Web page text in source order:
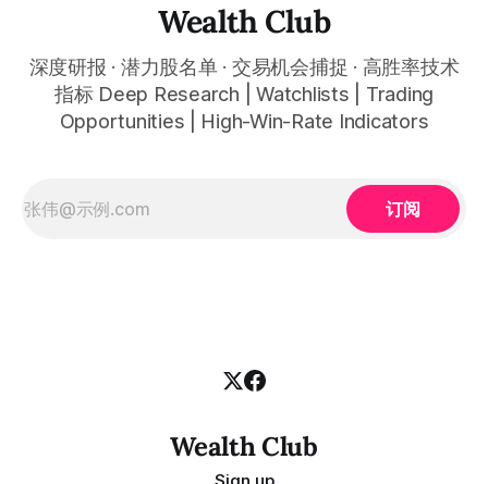
Wealth Club
深度研报 · 潜力股名单 · 交易机会捕捉 · 高胜率技术
指标 Deep Research | Watchlists | Trading
Opportunities | High-Win-Rate Indicators
订阅
Wealth Club